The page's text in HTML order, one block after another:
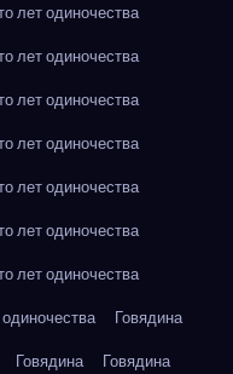
лет одиночества
лет одиночества
лет одиночества
лет одиночества
лет одиночества
лет одиночества
лет одиночества
Говядина
Говядина
Говядина